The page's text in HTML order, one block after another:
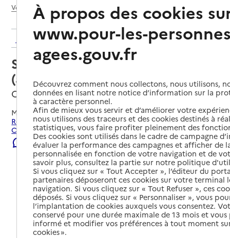
Voir le fil d’Ariane
Retour aux résultats de l'annuaire
Service autonomie à domicile
(aide) – UNA des Pays du Calaisis
Coquelles, PAS-DE-CALAIS
Mis à jour le22/07/2026
Rechercher les établissements et services autour de
Coquelles.
Signaler une erreur
À propos des cookies
www.pour-les-
agees.gouv.fr
Découvrez comment nous collectons, nous utilisons,
données en lisant notre notice d’information sur la
à caractère personnel.
Afin de mieux vous servir et d’améliorer votre
nous utilisons des traceurs et des cookies destinés à
statistiques, vous faire profiter pleinement des
Des cookies sont utilisés dans le cadre de campagne
évaluer la performance des campagnes et afficher de
personnalisée en fonction de votre navigation et de
savoir plus, consultez la partie sur notre politique
Si vous cliquez sur « Tout Accepter », l’éditeur du
partenaires déposeront ces cookies sur votre terminal
navigation. Si vous cliquez sur « Tout Refuser », ces
déposés. Si vous cliquez sur « Personnaliser », vous
l’implantation de cookies auxquels vous consentez.
conservé pour une durée maximale de 13 mois et
informé et modifier vos préférences à tout moment
cookies ».